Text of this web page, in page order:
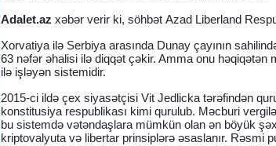
Adalet.az xəbər verir ki, söhbət Azad Liberland
Xorvatiya ilə Serbiya arasında Dunay çayının
63 nəfər əhalisi ilə diqqət çəkir. Amma onu həqiqətən
ilə işləyən sistemidir.
2015-ci ildə çex siyasətçisi Vit Jedlicka tərəfindən
konstitusiya respublikası kimi qurulub. Məcburi
bu sistemdə vətəndaşlara mümkün olan ən böyük
kriptovalyuta və libertar prinsiplərə əsaslanır. Rəsmi